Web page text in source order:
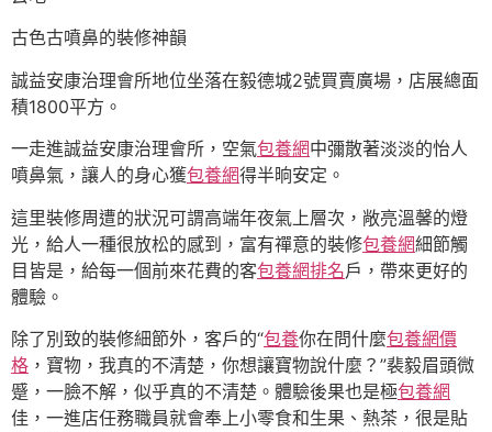
古色古噴鼻的裝修神韻
誠益安康治理會所地位坐落在毅德城2號買賣廣場，店展總面
積1800平方。
一走進誠益安康治理會所，空氣包養網中彌散著淡淡的怡人
噴鼻氣，讓人的身心獲包養網得半晌安定。
這里裝修周遭的狀況可謂高端年夜氣上層次，敞亮溫馨的燈
光，給人一種很放松的感到，富有禪意的裝修包養網細節觸
目皆是，給每一個前來花費的客包養網排名戶，帶來更好的
體驗。
除了別致的裝修細節外，客戶的“包養你在問什麼包養網價
格 ，寶物，我真的不清楚，你想讓寶物說什麼？”裴毅眉頭微
蹙，一臉不解，似乎真的不清楚。體驗後果也是極包養網
佳，一進店任務職員就會奉上小零食和生果、熱茶，很是貼